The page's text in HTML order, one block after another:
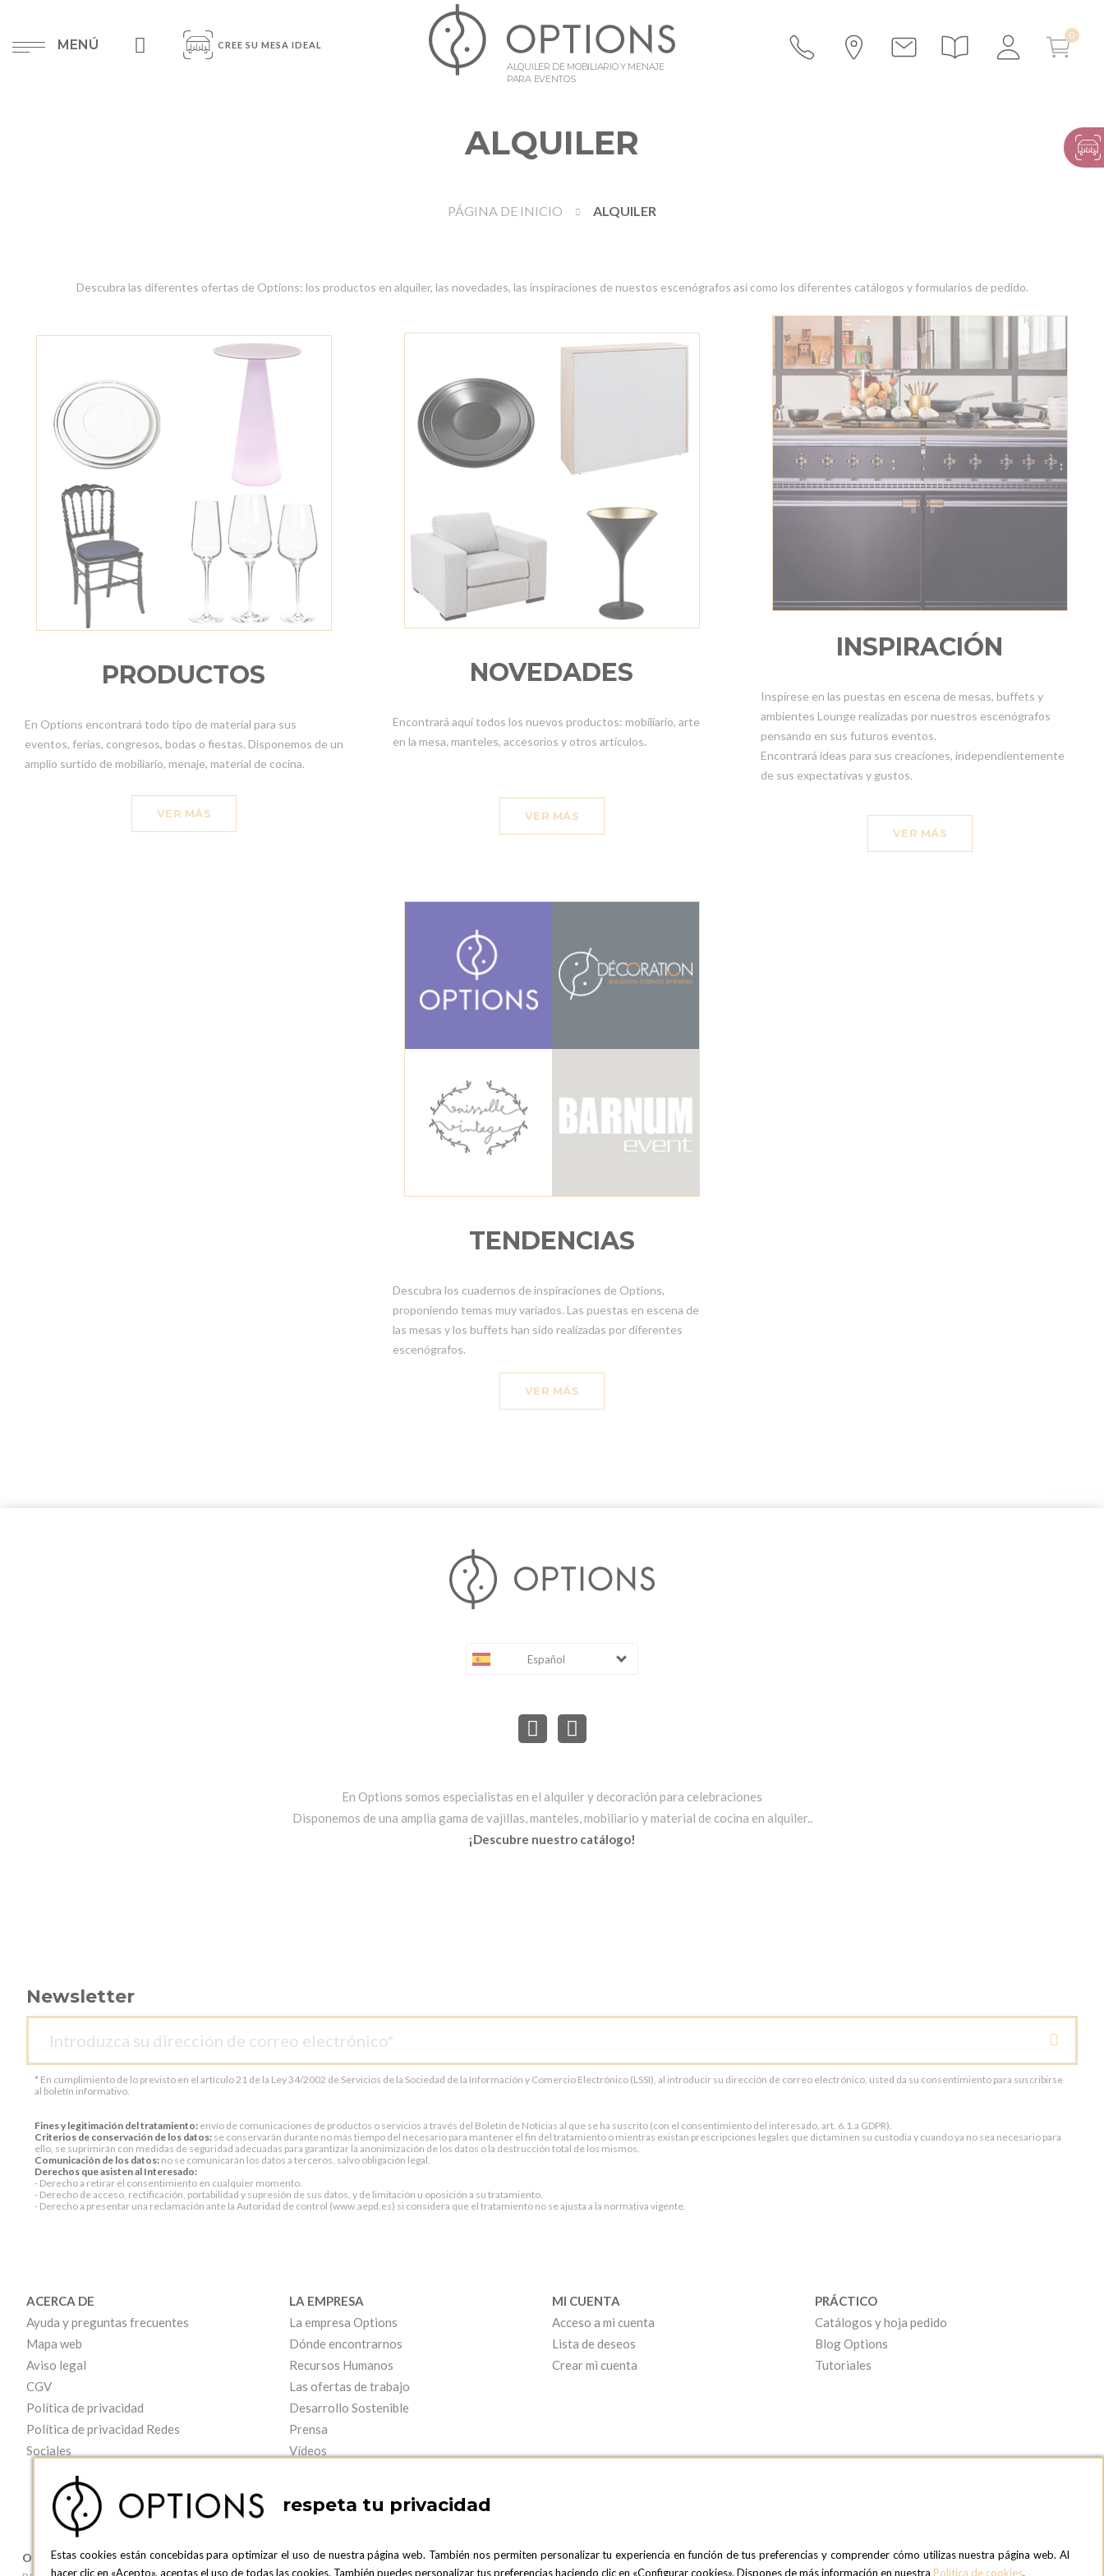
MENÚ CREE SU MESA IDEAL
ALQUILER DE MOBILIARIO Y MENAJE
PARA EVENTOS
ALQUILER
PÁGINA DE INICIO ALQUILER
Descubra las diferentes ofertas de Options: los productos en alquiler, las novedades, las inspiraciones de nuestos escenógrafos así como los diferentes catálogos y formularios de pedido.
PRODUCTOS
En Options encontrará todo tipo de material para sus
eventos, ferias, congresos, bodas o fiestas. Disponemos de un
amplio surtido de mobiliario, menaje, material de cocina.
VER MÁS
NOVEDADES
Encontrará aquí todos los nuevos productos: mobiliario, arte
en la mesa, manteles, accesorios y otros artículos.
VER MÁS
INSPIRACIÓN
Inspírese en las puestas en escena de mesas, buffets y
ambientes Lounge realizadas por nuestros escenógrafos
pensando en sus futuros eventos.
Encontrará ideas para sus creaciones, independientemente
de sus expectativas y gustos.
VER MÁS
TENDENCIAS
Descubra los cuadernos de inspiraciones de Options,
proponiendo temas muy variados. Las puestas en escena de
las mesas y los buffets han sido realizadas por diferentes
escenógrafos.
VER MÁS
Español
En Options somos especialistas en el alquiler y decoración para celebraciones
Disponemos de una amplia gama de vajillas, manteles, mobiliario y material de cocina en alquiler..
¡Descubre nuestro catálogo!
Newsletter
* En cumplimiento de lo previsto en el artículo 21 de la Ley 34/2002 de Servicios de la Sociedad de la Información y Comercio Electrónico (LSSI), al introducir su dirección de correo electrónico, usted da su consentimiento para suscribirse
al boletín informativo.
Fines y legitimación del tratamiento: envío de comunicaciones de productos o servicios a través del Boletín de Noticias al que se ha suscrito (con el consentimiento del interesado, art. 6.1.a GDPR).
Criterios de conservación de los datos: se conservarán durante no más tiempo del necesario para mantener el fin del tratamiento o mientras existan prescripciones legales que dictaminen su custodia y cuando ya no sea necesario para
ello, se suprimirán con medidas de seguridad adecuadas para garantizar la anonimización de los datos o la destrucción total de los mismos.
Comunicación de los datos: no se comunicarán los datos a terceros, salvo obligación legal.
Derechos que asisten al Interesado:
- Derecho a retirar el consentimiento en cualquier momento.
- Derecho de acceso, rectificación, portabilidad y supresión de sus datos, y de limitación u oposición a su tratamiento.
- Derecho a presentar una reclamación ante la Autoridad de control (www.aepd.es) si considera que el tratamiento no se ajusta a la normativa vigente.
ACERCA DE
Ayuda y preguntas frecuentes
Mapa web
Aviso legal
CGV
Política de privacidad
Política de privacidad Redes
Sociales
LA EMPRESA
La empresa Options
Dónde encontrarnos
Recursos Humanos
Las ofertas de trabajo
Desarrollo Sostenible
Prensa
Vídeos
MI CUENTA
Acceso a mi cuenta
Lista de deseos
Crear mi cuenta
PRÁCTICO
Catálogos y hoja pedido
Blog Options
Tutoriales
OPTIONS BARCELONA OPTIONS BARCELONA SHOWROOM OPTIONS MADRID OPTIONS MADRID SHOWROOM
respeta tu privacidad
Estas cookies están concebidas para optimizar el uso de nuestra página web. También nos permiten personalizar tu experiencia en función de tus preferencias y comprender cómo utilizas nuestra página web. Al
hacer clic en «Acepto», aceptas el uso de todas las cookies. También puedes personalizar tus preferencias haciendo clic en «Configurar cookies». Dispones de más información en nuestra Política de cookies.